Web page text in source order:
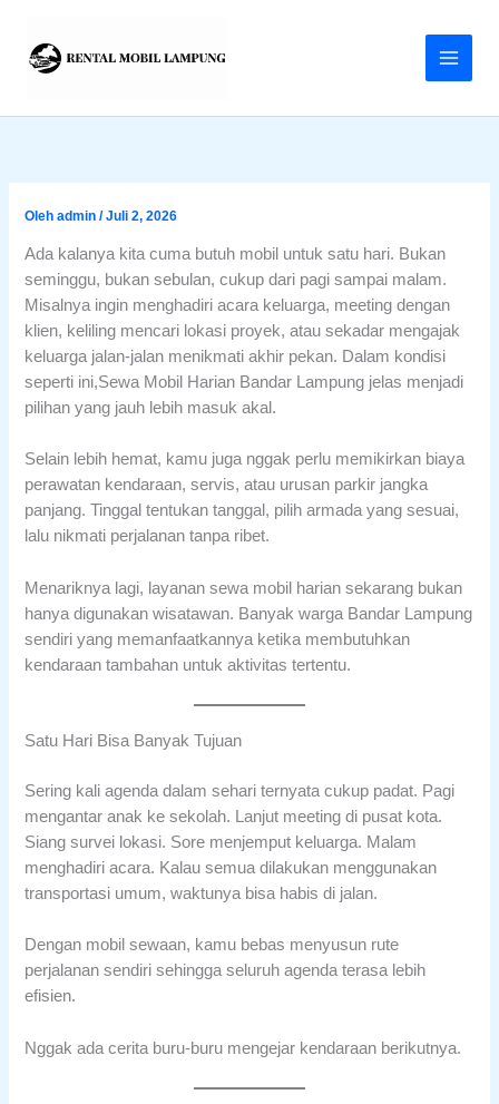
konten
Olehadmin/Juli 2, 2026
Ada kalanya kita cuma butuh mobil untuk satu hari. Bukan
seminggu, bukan sebulan, cukup dari pagi sampai malam.
Misalnya ingin menghadiri acara keluarga, meeting dengan
klien, keliling mencari lokasi proyek, atau sekadar mengajak
keluarga jalan-jalan menikmati akhir pekan. Dalam kondisi
seperti ini,Sewa Mobil Harian Bandar Lampung jelas menjadi
pilihan yang jauh lebih masuk akal.
Selain lebih hemat, kamu juga nggak perlu memikirkan biaya
perawatan kendaraan, servis, atau urusan parkir jangka
panjang. Tinggal tentukan tanggal, pilih armada yang sesuai,
lalu nikmati perjalanan tanpa ribet.
Menariknya lagi, layanan sewa mobil harian sekarang bukan
hanya digunakan wisatawan. Banyak warga Bandar Lampung
sendiri yang memanfaatkannya ketika membutuhkan
kendaraan tambahan untuk aktivitas tertentu.
Satu Hari Bisa Banyak Tujuan
Sering kali agenda dalam sehari ternyata cukup padat. Pagi
mengantar anak ke sekolah. Lanjut meeting di pusat kota.
Siang survei lokasi. Sore menjemput keluarga. Malam
menghadiri acara. Kalau semua dilakukan menggunakan
transportasi umum, waktunya bisa habis di jalan.
Dengan mobil sewaan, kamu bebas menyusun rute
perjalanan sendiri sehingga seluruh agenda terasa lebih
efisien.
Nggak ada cerita buru-buru mengejar kendaraan berikutnya.